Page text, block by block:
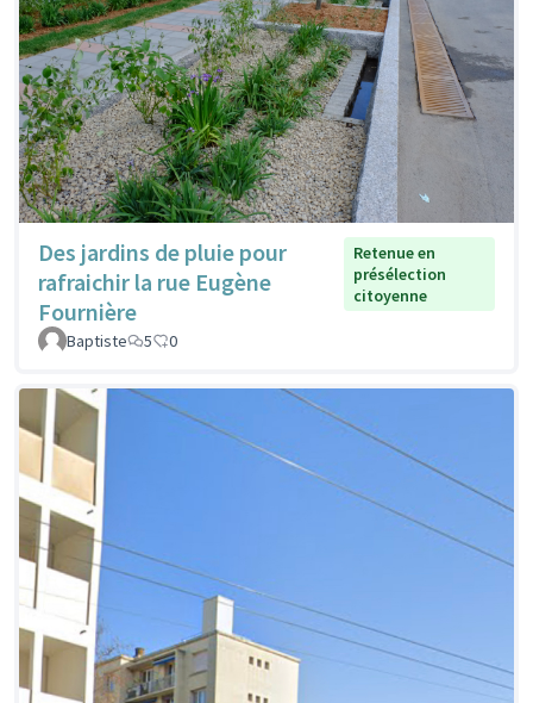
Des jardins de pluie pour
rafraichir la rue Eugène
Fournière
Retenue en
présélection
citoyenne
Baptiste 5 0